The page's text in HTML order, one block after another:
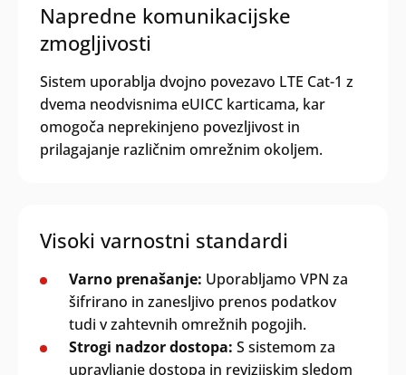
Napredne komunikacijske
zmogljivosti
Sistem uporablja dvojno povezavo LTE Cat-1 z
dvema neodvisnima eUICC karticama, kar
omogoča neprekinjeno povezljivost in
prilagajanje različnim omrežnim okoljem.
Visoki varnostni standardi
Varno prenašanje: Uporabljamo VPN za
šifrirano in zanesljivo prenos podatkov
tudi v zahtevnih omrežnih pogojih.
Strogi nadzor dostopa: S sistemom za
upravljanje dostopa in revizijskim sledom